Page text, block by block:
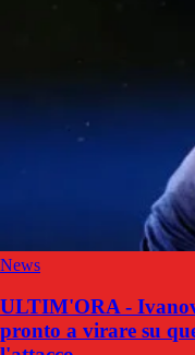
News
ULTIM'ORA -
pronto a virare su